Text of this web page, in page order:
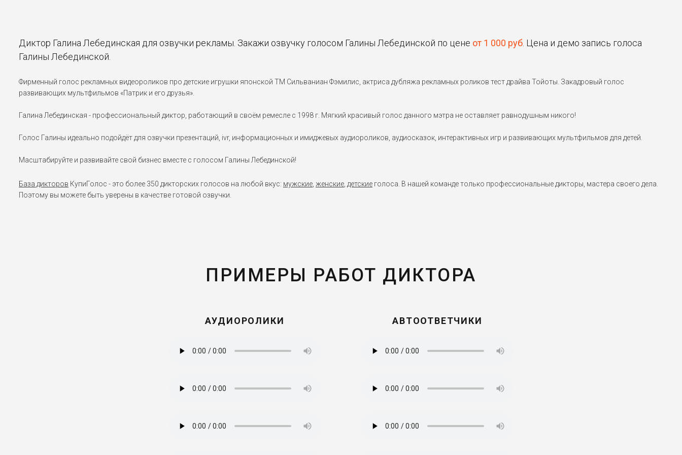
Диктор Галина Лебединская для озвучки рекламы. Закажи озвучку голосом Галины Лебединской по цене от 1 000 руб . Цена и демо запись голоса
Галины Лебединской.
Фирменный голос рекламных видеороликов про детские игрушки японской ТМ Сильваниан Фэмилис, актриса дубляжа рекламных роликов тест драйва Тойоты. Закадровый голос
развивающих мультфильмов «Патрик и его друзья».
Галина Лебединская - профессиональный диктор, работающий в своём ремесле с 1998 г. Мягкий красивый голос данного мэтра не оставляет равнодушным никого!
Голос Галины идеально подойдёт для озвучки презентаций, ivr, информационных и имиджевых аудиороликов, аудиосказок, интерактивных игр и развивающих мультфильмов для детей.
Масштабируйте и развивайте свой бизнес вместе с голосом Галины Лебединской!
База дикторов КупиГолос - это более 350 дикторских голосов на любой вкус: мужские женские детские голоса. В нашей команде только профессиональные дикторы, мастера своего дела.
Поэтому вы можете быть уверены в качестве готовой озвучки.
ПРИМЕРЫ РАБОТ ДИКТОРА
АУДИОРОЛИКИ АВТООТВЕТЧИКИ